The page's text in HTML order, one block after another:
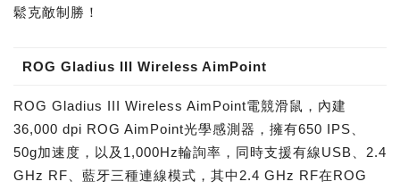
鬆克敵制勝！
ROG Gladius III Wireless AimPoint
ROG Gladius III Wireless AimPoint電競滑鼠，內建
36,000 dpi ROG AimPoint光學感測器，擁有650 IPS、
50g加速度，以及1,000Hz輪詢率，同時支援有線USB、2.4
GHz RF、藍牙三種連線模式，其中2.4 GHz RF在ROG